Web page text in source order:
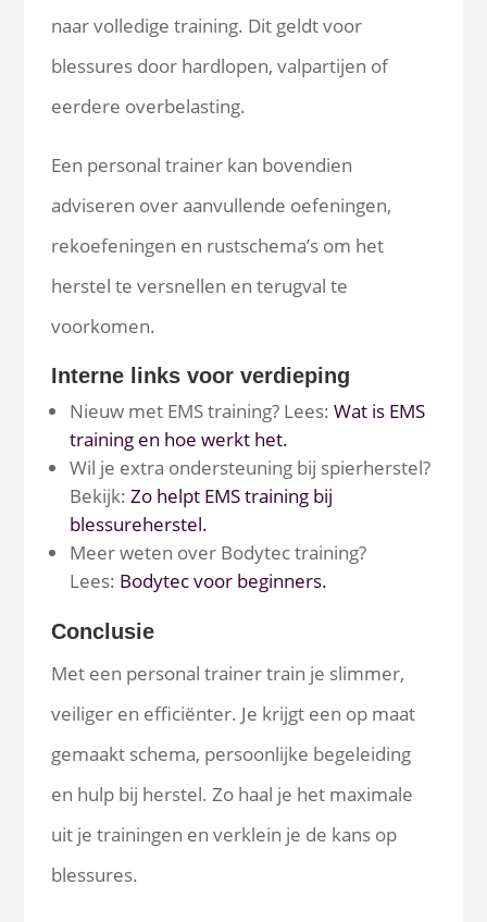
naar volledige training. Dit geldt voor
blessures door hardlopen, valpartijen of
eerdere overbelasting.
Een personal trainer kan bovendien
adviseren over aanvullende oefeningen,
rekoefeningen en rustschema’s om het
herstel te versnellen en terugval te
voorkomen.
Interne links voor verdieping
Nieuw met EMS training? Lees:Wat is EMS
training en hoe werkt het.
Wil je extra ondersteuning bij spierherstel?
Bekijk:Zo helpt EMS training bij
blessureherstel.
Meer weten over Bodytec training?
Lees: Bodytec voor beginners.
Conclusie
Met een personal trainer train je slimmer,
veiliger en efficiënter. Je krijgt een op maat
gemaakt schema, persoonlijke begeleiding
en hulp bij herstel. Zo haal je het maximale
uit je trainingen en verklein je de kans op
blessures.